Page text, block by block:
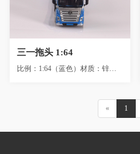
三一拖头 1:64
比例：1:64（蓝色）材质：锌合金+ABS+PVC +GP（650G）尺寸：11X4X6cm包装：发...
« 1